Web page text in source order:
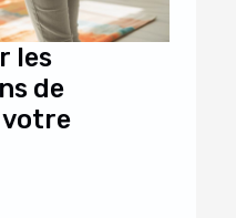
les
de